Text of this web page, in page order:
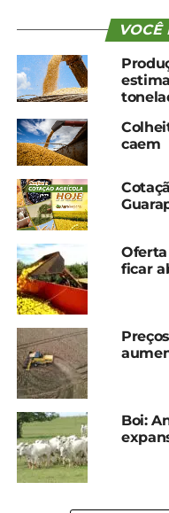
fortes.
Nestes casos, o sol
momentos e o
moderados a fortes.
Na quinta-feira (24),
Uruguai e norte da
avançar pelo Rio
instabilidades no
Estado gaúcho.
O INMET ressalta
deslocamento
direção ao alto-mar,
frontal. Há previsão
oeste do Paraná e
Santa Catarina.
As áreas mais
rajadas de vento
próximas do
VOCÊ
caem
ficar
Boi: